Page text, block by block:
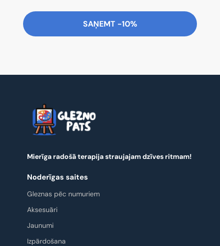
SAŅEMT -10%
Mierīga radošā terapija straujajam dzīves ritmam!
Noderīgas saites
Gleznas pēc numuriem
Aksesuāri
Jaunumi
Izpārdošana